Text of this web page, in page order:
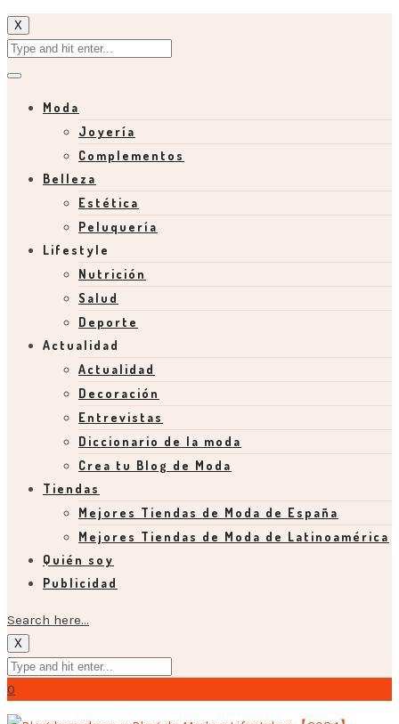
X
Moda
Joyería
Complementos
Belleza
Estética
Peluquería
Lifestyle
Nutrición
Salud
Deporte
Actualidad
Actualidad
Decoración
Entrevistas
Diccionario de la moda
Crea tu Blog de Moda
Tiendas
Mejores Tiendas de Moda de España
Mejores Tiendas de Moda de Latinoamérica
Quién soy
Publicidad
Search here...
X
0